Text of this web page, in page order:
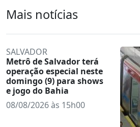
Mais notícias
SALVADOR
Metrô de Salvador terá
operação especial neste
domingo (9) para shows
e jogo do Bahia
08/08/2026 às 15h00